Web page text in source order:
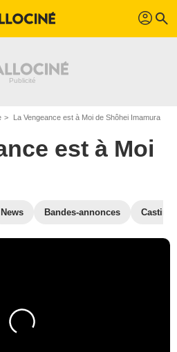
profil search
La Vengeance est à Moi de Shôhei Imamura
est à Moi
News Bandes-annonces Casting